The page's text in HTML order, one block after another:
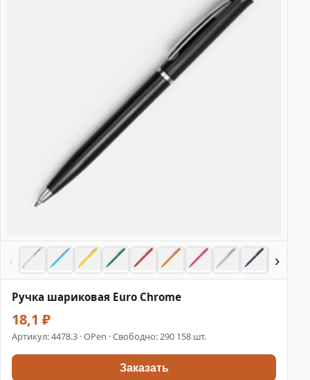
‹ ›
Ручка шариковая Euro Chrome
18,1 ₽
Артикул:4478.3 · OPen · Свободно: 290 158 шт.
Заказать